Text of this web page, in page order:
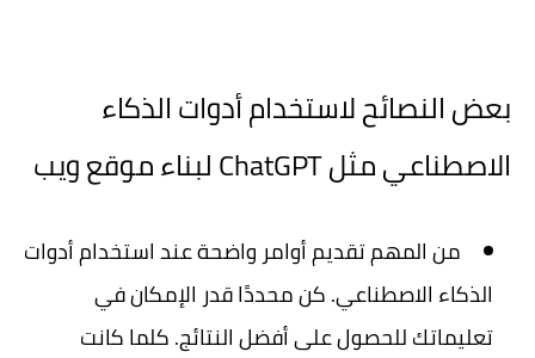
بعض النصائح لاستخدام أدوات الذكاء
الاصطناعي مثل ChatGPT لبناء موقع ويب
من المهم تقديم أوامر واضحة عند استخدام أدوات
الذكاء الاصطناعي. كن محددًا قدر الإمكان في
تعليماتك للحصول على أفضل النتائج. كلما كانت